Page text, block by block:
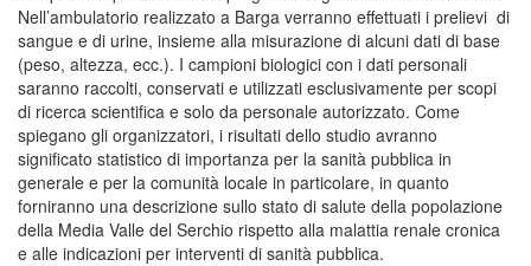
Nell’ambulatorio realizzato a Barga verranno effettuati i prelievi di
sangue e di urine, insieme alla misurazione di alcuni dati di base
(peso, altezza, ecc.). I campioni biologici con i dati personali
saranno raccolti, conservati e utilizzati esclusivamente per scopi
di ricerca scientifica e solo da personale autorizzato. Come
spiegano gli organizzatori, i risultati dello studio avranno
significato statistico di importanza per la sanità pubblica in
generale e per la comunità locale in particolare, in quanto
forniranno una descrizione sullo stato di salute della popolazione
della Media Valle del Serchio rispetto alla malattia renale cronica
e alle indicazioni per interventi di sanità pubblica.